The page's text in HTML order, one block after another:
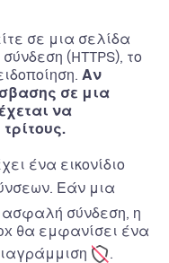
σε μια σελίδα
(HTTPS), το
Αν
σε μια
να
ένα εικονίδιο
Εάν μια
ασφαλή σύνδεση, η
θα εμφανίσει ένα
.